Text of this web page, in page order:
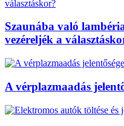
Szaunába való
vezéreljék a
A vérplazmaadás